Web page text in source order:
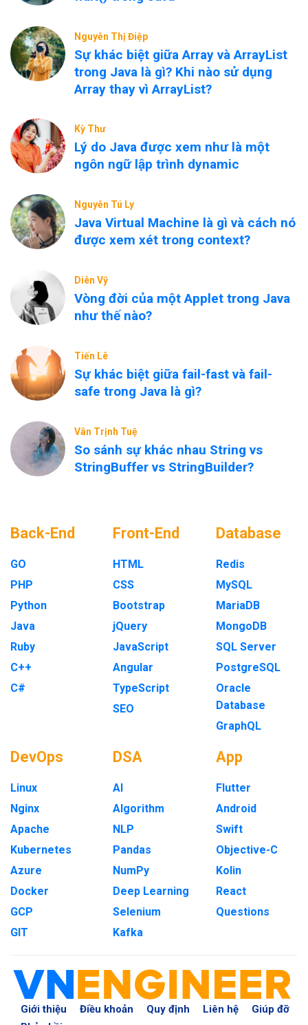
Nguyễn Thị Điệp
Sự khác biệt giữa Array và ArrayList
trong Java là gì? Khi nào sử dụng
Array thay vì ArrayList?
Kỳ Thư
Lý do Java được xem như là một
ngôn ngữ lập trình dynamic
Nguyễn Tú Ly
Java Virtual Machine là gì và cách nó
được xem xét trong context?
Diên Vỹ
Vòng đời của một Applet trong Java
như thế nào?
Tiến Lê
Sự khác biệt giữa fail-fast và fail-
safe trong Java là gì?
Vân Trịnh Tuệ
So sánh sự khác nhau String vs
StringBuffer vs StringBuilder?
Back-End
GO
PHP
Python
Java
Ruby
C++
C#
Front-End
HTML
CSS
Bootstrap
jQuery
JavaScript
Angular
TypeScript
SEO
Database
Redis
MySQL
MariaDB
MongoDB
SQL Server
PostgreSQL
Oracle
Database
GraphQL
DevOps
Linux
Nginx
Apache
Kubernetes
Azure
Docker
GCP
GIT
DSA
AI
Algorithm
NLP
Pandas
NumPy
Deep Learning
Selenium
Kafka
App
Flutter
Android
Swift
Objective-C
Kolin
React
Questions
Giới thiệu Điều khoản Quy định Liên hệ
Giúp đỡ